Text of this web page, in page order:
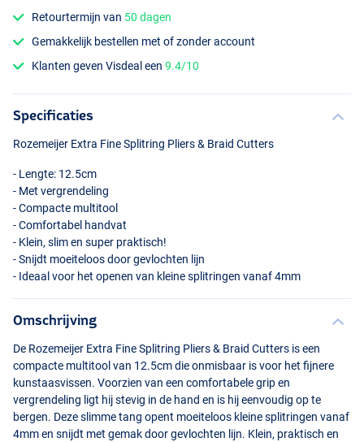
Retourtermijn van 50 dagen
Gemakkelijk bestellen met of zonder account
Klanten geven Visdeal een9.4/10
Specificaties
Rozemeijer Extra Fine Splitring Pliers & Braid Cutters
- Lengte: 12.5cm
- Met vergrendeling
- Compacte multitool
- Comfortabel handvat
- Klein, slim en super praktisch!
- Snijdt moeiteloos door gevlochten lijn
- Ideaal voor het openen van kleine splitringen vanaf 4mm
Omschrijving
De Rozemeijer Extra Fine Splitring Pliers & Braid Cutters is een
compacte multitool van 12.5cm die onmisbaar is voor het fijnere
kunstaasvissen. Voorzien van een comfortabele grip en
vergrendeling ligt hij stevig in de hand en is hij eenvoudig op te
bergen. Deze slimme tang opent moeiteloos kleine splitringen vanaf
4mm en snijdt met gemak door gevlochten lijn. Klein, praktisch en